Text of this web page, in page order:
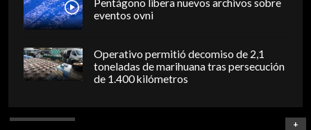
Pentágono libera nuevos archivos sobre
eventos ovni
Operativo permitió decomiso de 2,1
toneladas de marihuana tras persecución
de 1.400 kilómetros
+